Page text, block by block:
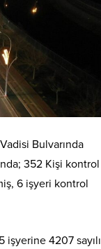
Bulvarında
352 Kişi kontrol
6 işyeri kontrol
işyerine 4207 sayılı